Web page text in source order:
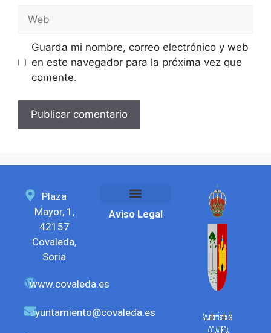
Guarda mi nombre, correo electrónico y web
en este navegador para la próxima vez que
comente.
Plaza
Mayor, 1,
42157
Covaleda,
Soria
www.covaleda.es
ayuntamiento@covaleda.es
Aviso Legal